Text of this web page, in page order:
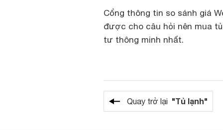
Cổng thông tin so sánh giá
được cho câu hỏi nên mua
tư thông minh nhất.
Quay trở lại "Tủ lạnh"